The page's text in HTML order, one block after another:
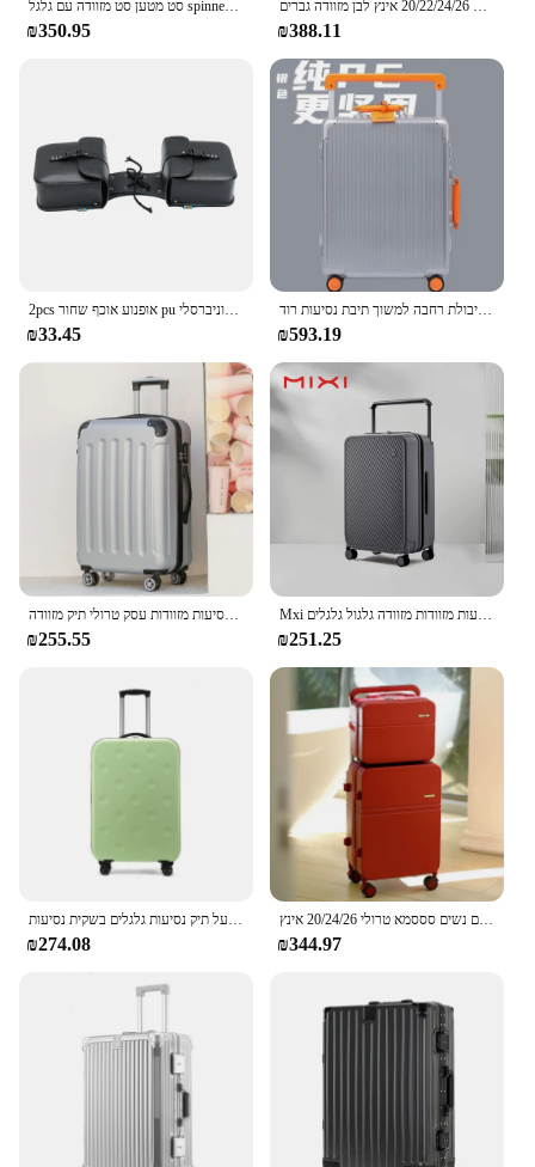
₪350.95 ₪388.11
2pcs אופנוע אוכף שחור pu עור צד כלי מטען אחסון תיק אוניברסלי
₪33.45
חם! נשים חדשות באיכות גבוהה מתגלגל מטען אלומיניום מסגרת מזוודה גברים 20 24 26 28 אינץ גדול קיבולת רחבה למשוך תיבת נסיעות רוד
₪593.19
גבר ואישה חדש נסיעות מזוודות עסק טרולי תיק מזוודה spinner עלייה 20/22/24/26/28 אינץ 'גלגל אוניברסלי
₪255.55
Mxi רחב ידית נסיעות מזוודות מזוודה גלגול גלגלים cusside hide cardבצד PC tsa מנעל 20 24 אינץ 'יוניסקס m9276
₪251.25
מזוודה נסיעות מתקפלות למטען מטען מתגלגל קל 20/24/28 אינץ 'תיק מטען על תיק נסיעות גלגלים בשקית נסיעות
₪274.08
מזוודה רחבה ידית רחבה מטען סט נסיעות גלגלים נשים סססמא טרולי 20/24/26 אינץ'
₪344.97